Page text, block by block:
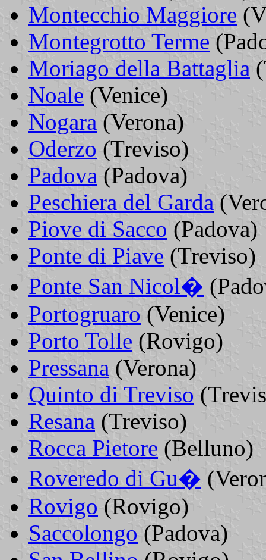
Montecchio Maggiore
Montegrotto Terme
Moriago della Battaglia
Noale (Venice)
Nogara (Verona)
Oderzo (Treviso)
Padova (Padova)
Peschiera del Garda
Piove di Sacco (Padova)
Ponte di Piave (Treviso)
Ponte San Nicol�
Portogruaro (Venice)
Porto Tolle (Rovigo)
Pressana (Verona)
Quinto di Treviso
Resana (Treviso)
Rocca Pietore (Belluno)
Roveredo di Gu�
Rovigo (Rovigo)
Saccolongo (Padova)